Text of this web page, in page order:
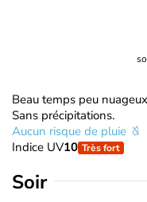
Beau temps peu
Sans précipitations.
Aucun risque de pluie
Indice UV10 Très fort
Soir